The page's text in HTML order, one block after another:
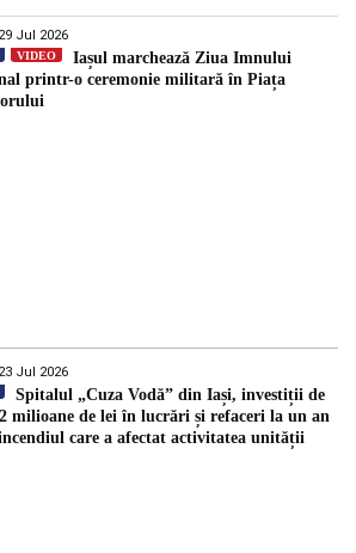
Jul 2026
VIDEO
Iașul marchează Ziua Imnului
printr-o ceremonie militară în Piața
Jul 2026
Spitalul „Cuza Vodă” din Iași, investiții de
milioane de lei în lucrări și refaceri la un an
care a afectat activitatea unității